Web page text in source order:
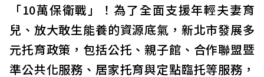
「10萬保衛戰」！為了全面支援年輕夫妻育
兒、放大敢生能養的資源底氣，新北市發展多
元托育政策，包括公托、親子館、合作聯盟暨
準公共化服務、居家托育與定點臨托等服務，